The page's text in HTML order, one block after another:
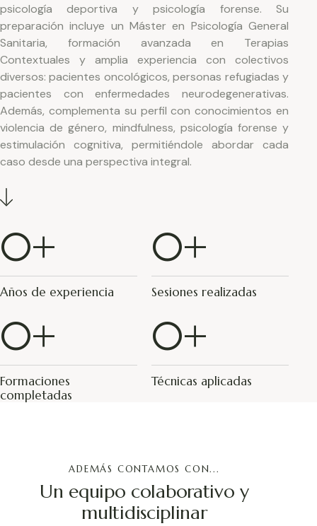
psicología deportiva y psicología forense. Su
preparación incluye un Máster en Psicología General
Sanitaria, formación avanzada en Terapias
Contextuales y amplia experiencia con colectivos
diversos: pacientes oncológicos, personas refugiadas y
pacientes con enfermedades neurodegenerativas.
Además, complementa su perfil con conocimientos en
violencia de género, mindfulness, psicología forense y
estimulación cognitiva, permitiéndole abordar cada
caso desde una perspectiva integral.
0+
Años de experiencia
0+
Sesiones realizadas
0+
Formaciones
completadas
0+
Técnicas aplicadas
ADEMÁS CONTAMOS CON...
Un equipo colaborativo y
multidisciplinar